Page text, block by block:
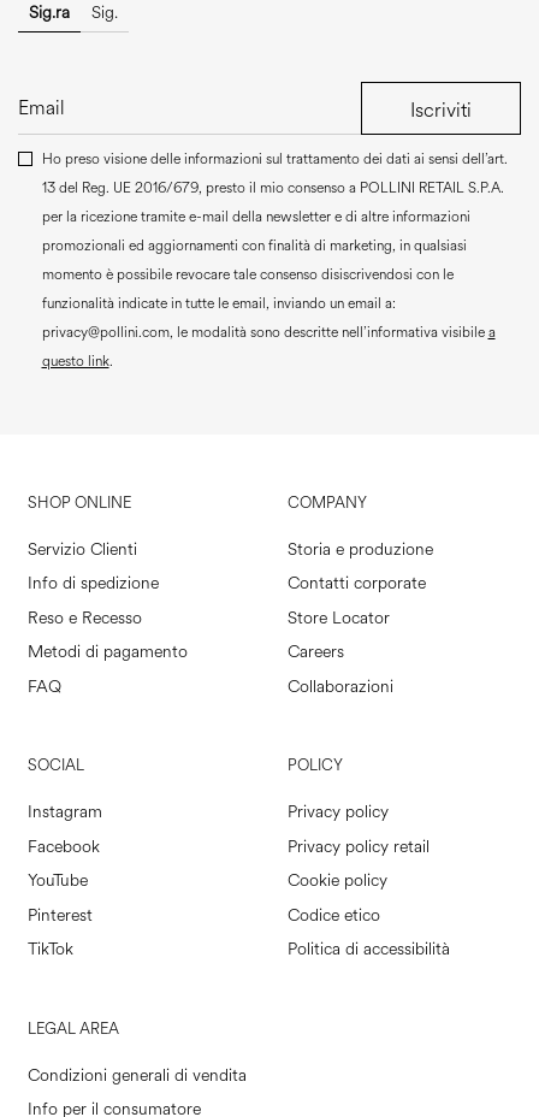
Sig.ra Sig.
Iscriviti
Ho preso visione delle informazioni sul trattamento dei dati ai sensi dell’art.
13 del Reg. UE 2016/679, presto il mio consenso a POLLINI RETAIL S.P.A.
per la ricezione tramite e-mail della newsletter e di altre informazioni
promozionali ed aggiornamenti con finalità di marketing, in qualsiasi
momento è possibile revocare tale consenso disiscrivendosi con le
funzionalità indicate in tutte le email, inviando un email a:
privacy@pollini.com, le modalità sono descritte nell’informativa visibilea
questo link.
SHOP ONLINE
Servizio Clienti
Info di spedizione
Reso e Recesso
Metodi di pagamento
FAQ
COMPANY
Storia e produzione
Contatti corporate
Store Locator
Careers
Collaborazioni
SOCIAL
Instagram
Facebook
YouTube
Pinterest
TikTok
POLICY
Privacy policy
Privacy policy retail
Cookie policy
Codice etico
Politica di accessibilità
LEGAL AREA
Condizioni generali di vendita
Info per il consumatore